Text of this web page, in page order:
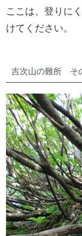
ここは、登りに
けてください。
吉次山の難所 そ